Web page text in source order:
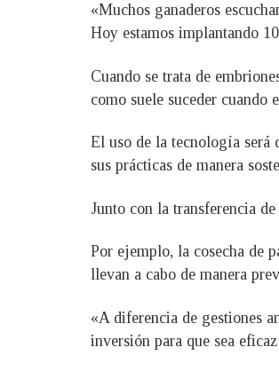
«Muchos ganaderos
Hoy estamos implantando
Cuando se trata de
como suele suceder cuando
El uso de la tecnología será
sus prácticas de manera
Junto con la transferencia
Por ejemplo, la cosecha de
llevan a cabo de manera
«A diferencia de gestiones
inversión para que sea